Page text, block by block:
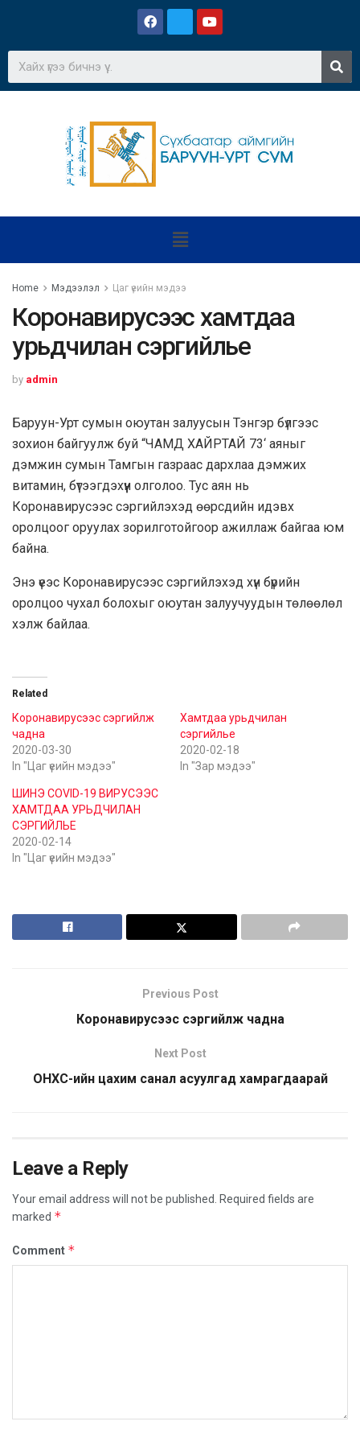
Home Мэдээлэл Цаг үеийн мэдээ
Коронавирусээс хамтдаа
урьдчилан сэргийлье
by admin
Баруун-Урт сумын оюутан залуусын Тэнгэр бүлгээс
зохион байгуулж буй “ЧАМД ХАЙРТАЙ 73‘ аяныг
дэмжин сумын Тамгын газраас дархлаа дэмжих
витамин, бүтээгдэхүүн олголоо. Тус аян нь
Коронавирусээс сэргийлэхэд өөрсдийн идэвх
оролцоог оруулах зорилготойгоор ажиллаж байгаа юм
байна.
Энэ үеэс Коронавирусээс сэргийлэхэд хүн бүрийн
оролцоо чухал болохыг оюутан залуучуудын төлөөлөл
хэлж байлаа.
Related
Коронавирусээс сэргийлж
чадна
2020-03-30
In "Цаг үеийн мэдээ"
Хамтдаа урьдчилан
сэргийлье
2020-02-18
In "Зар мэдээ"
ШИНЭ COVID-19 ВИРУСЭЭС
ХАМТДАА УРЬДЧИЛАН
СЭРГИЙЛЬЕ
2020-02-14
In "Цаг үеийн мэдээ"
Previous Post
Коронавирусээс сэргийлж чадна
Next Post
ОНХС-ийн цахим санал асуулгад хамрагдаарай
Leave a Reply
Your email address will not be published.
Required fields are
marked *
Comment *